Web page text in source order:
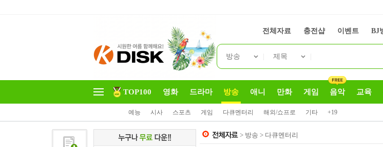
전체자료 충전샵 이벤트 BJ
방송 제목
TOP100 영화 드라마 방송
예능 시사 스포츠 게임 다큐멘터리 해외/쇼프로 기타 +19
애니 만화 게임 음악 교육
> 방송 > 다큐멘터리